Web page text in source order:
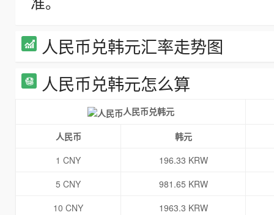
人民币兑韩元汇率走势图
人民币兑韩元怎么算
人民币兑韩元
人民币
韩元
1 CNY
196.33 KRW
5 CNY
981.65 KRW
10 CNY
1963.3 KRW